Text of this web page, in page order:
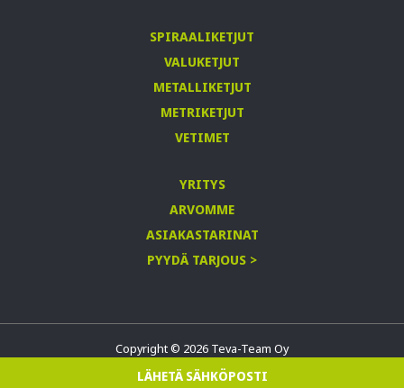
LÄHETÄ SÄHKÖPOSTI
SPIRAALIKETJUT
VALUKETJUT
METALLIKETJUT
METRIKETJUT
VETIMET
YRITYS
ARVOMME
ASIAKASTARINAT
PYYDÄ TARJOUS >
Copyright © 2026 Teva-Team Oy
Tietosuojaseloste